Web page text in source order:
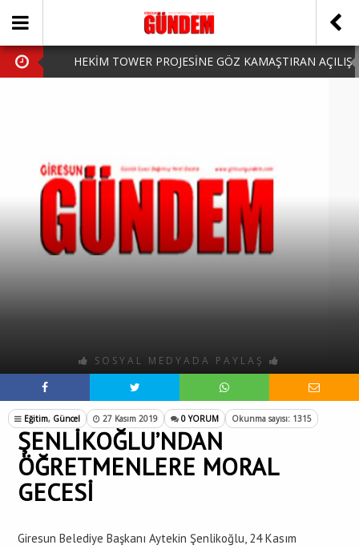
HEKİM TOWER PROJESİNE GÖZ KAMAŞTIRAN AÇILIŞ
HARUN CİCİ: VİDEOYU GÖRÜNCE GÖZLERİM DOLDU
SOSYAL MEDYADA PAYLAŞ
Eğitim, Güncel 27 Kasım 2019 0 YORUM Okunma sayısı: 1315
ŞENLİKOĞLU’NDAN
ÖĞRETMENLERE MORAL
GECESİ
Giresun Belediye Başkanı Aytekin Şenlikoğlu, 24 Kasım